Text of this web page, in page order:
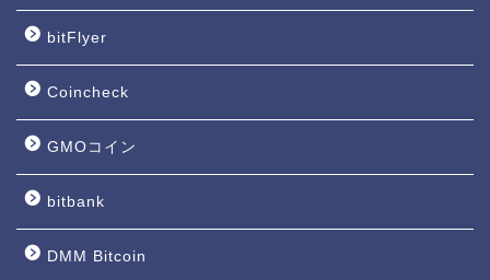
bitFlyer
Coincheck
GMOコイン
bitbank
DMM Bitcoin